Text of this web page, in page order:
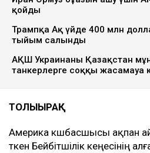
қойды
Трампқа Ақ үйде 400 млн
тыйым салынды
АҚШ Украинаны Қазақстан
танкерлерге соққы жасамауға
ТОЛЫҒЫРАҚ
Америка көшбасшысы ақпан
өткен Бейбітшілік кеңесінің